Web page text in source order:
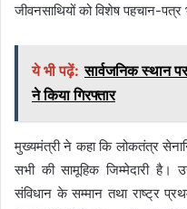
जीवनसाथियों को विशेष पहचान-पत्र
ये भी पढ़ें: सार्वजनिक स्थान
ने किया गिरफ्तार
मुख्यमंत्री ने कहा कि लोकतंत्र
सभी की सामूहिक जिम्मेदारी है।
संविधान के सम्मान तथा राष्ट्र